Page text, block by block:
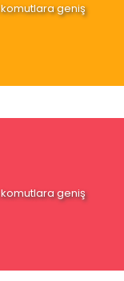
komutlara geniş
komutlara geniş